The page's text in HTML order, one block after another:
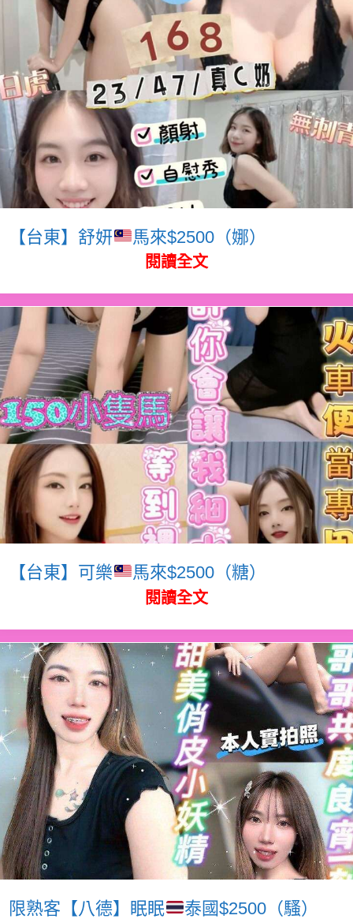
【台東】舒妍 馬來$2500（娜）
閱讀全文
【台東】可樂 馬來$2500（糖）
閱讀全文
限熟客【八德】眠眠 泰國$2500（騷）